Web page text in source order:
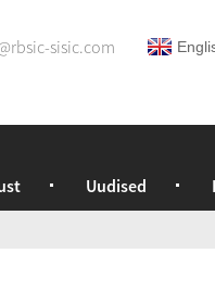
sisic.com
Uudised